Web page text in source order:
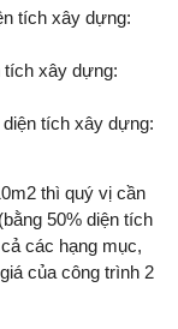
tích xây dựng:
tích xây dựng:
tích xây dựng:
thì quý vị cần
50% diện tích
các hạng mục,
của công trình 2